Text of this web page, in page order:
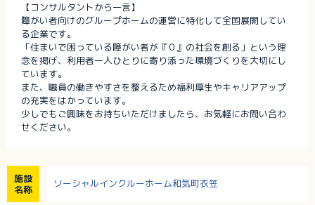
【コンサルタントから一言】
障がい者向けのグループホームの運営に特化して全国展開してい
る企業です。
「住まいで困っている障がい者が『０』の社会を創る」という理
念を掲げ、利用者一人ひとりに寄り添った環境づくりを大切にし
ています。
また、職員の働きやすさを整えるため福利厚生やキャリアアップ
の充実をはかっています。
少しでもご興味をお持ちいただけましたら、お気軽にお問い合わ
せください。
施設
名称
ソーシャルインクルーホーム和気町衣笠